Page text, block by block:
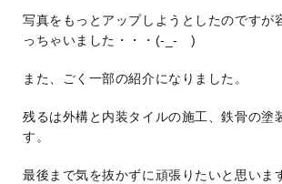
写真をもっとアップしようとしたのですが
っちゃいました・・・(-_- )
また、ごく一部の紹介になりました。
残るは外構と内装タイルの施工、鉄骨の塗
す。
最後まで気を抜かずに頑張りたいと思いま